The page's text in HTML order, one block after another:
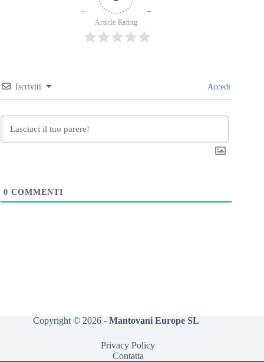
Article Rating
Iscriviti Accedi
0 COMMENTI
Copyright © 2026 -Mantovani Europe SL
Privacy Policy
Contatta